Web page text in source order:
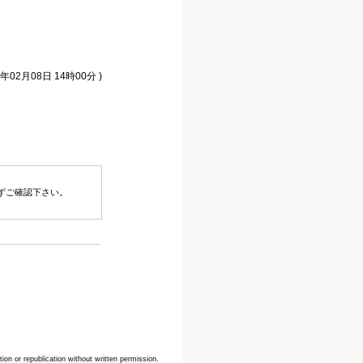
02月08日 14時00分 )
確認下さい。
or republication without written permission.